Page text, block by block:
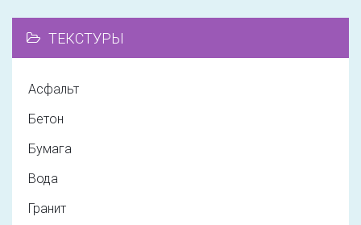
ТЕКСТУРЫ
Асфальт
Бетон
Бумага
Вода
Гранит